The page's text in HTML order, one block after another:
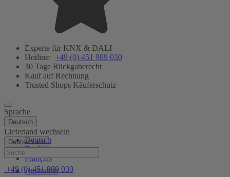
Experte für KNX & DALI
Hotline: +49 (0) 451 989 030
30 Tage Rückgaberecht
Kauf auf Rechnung
Trusted Shops Käuferschutz
Sprache
Deutsch
Deutsch
English
Français
Lieferland wechseln
Deutschland
Australien
Hilfe
+49 (0) 451 989 030